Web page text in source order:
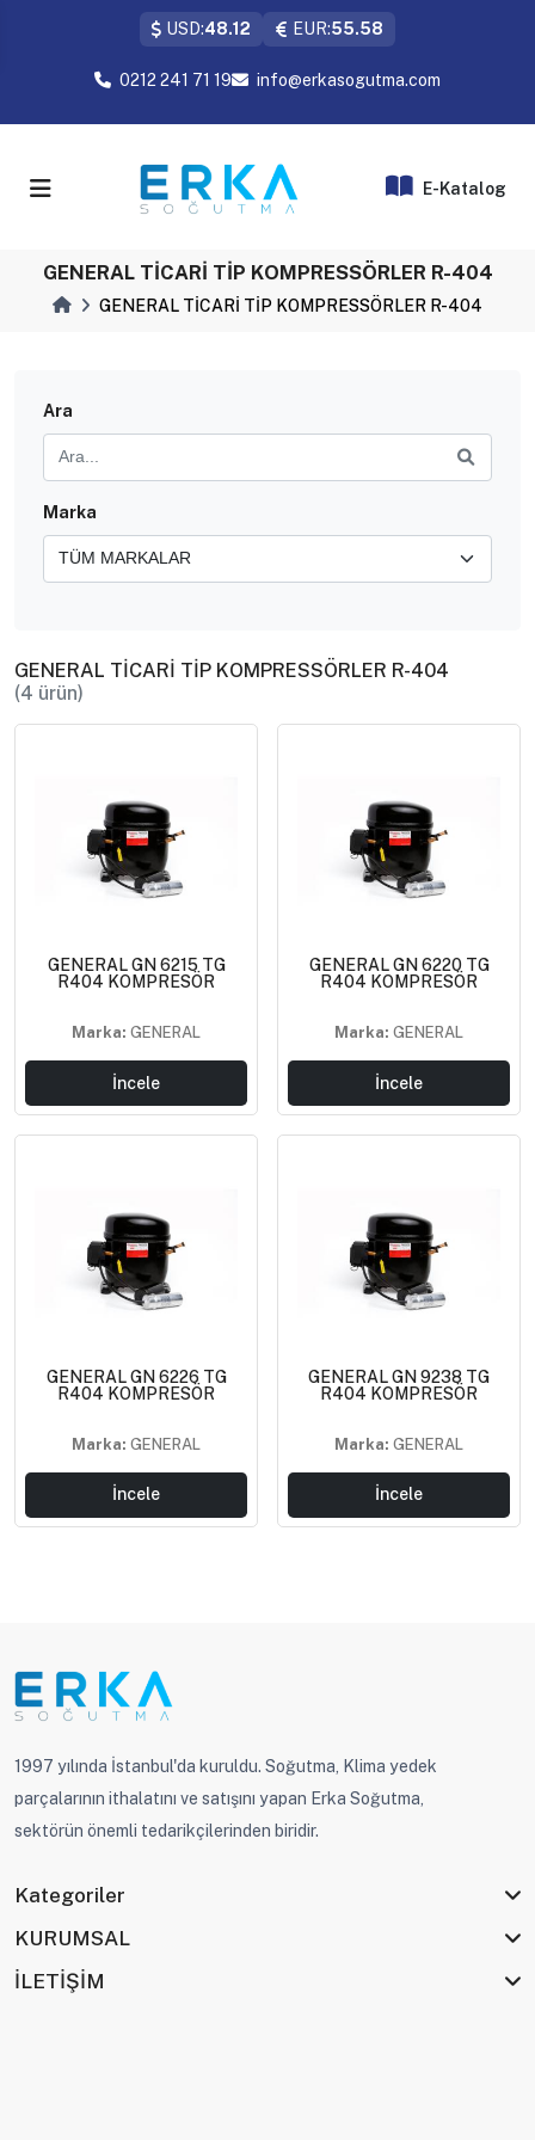
USD:48.12 EUR:55.58
0212 241 71 19 info@erkasogutma.com
E-Katalog
GENERAL TİCARİ TİP KOMPRESSÖRLER R-404
GENERAL TİCARİ TİP KOMPRESSÖRLER R-404
Ara
Marka
GENERAL TİCARİ TİP KOMPRESSÖRLER R-404
(4 ürün)
GENERAL GN 6215 TG
R404 KOMPRESÖR
Marka: GENERAL
İncele
GENERAL GN 6220 TG
R404 KOMPRESÖR
Marka: GENERAL
İncele
GENERAL GN 6226 TG
R404 KOMPRESÖR
Marka: GENERAL
İncele
GENERAL GN 9238 TG
R404 KOMPRESÖR
Marka: GENERAL
İncele
1997 yılında İstanbul'da kuruldu. Soğutma, Klima yedek
parçalarının ithalatını ve satışını yapan Erka Soğutma,
sektörün önemli tedarikçilerinden biridir.
Kategoriler
KURUMSAL
İLETİŞİM